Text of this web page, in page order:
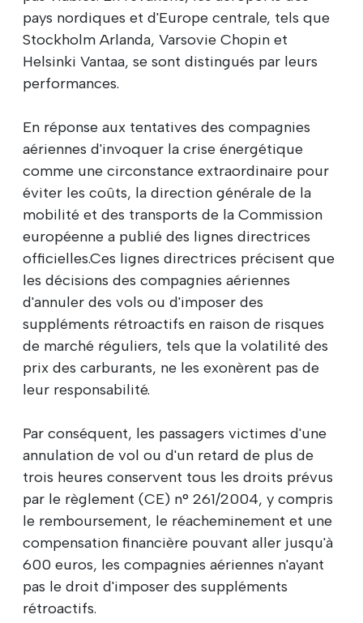
pays nordiques et d'Europe centrale, tels que
Stockholm Arlanda, Varsovie Chopin et
Helsinki Vantaa, se sont distingués par leurs
performances.
En réponse aux tentatives des compagnies
aériennes d'invoquer la crise énergétique
comme une circonstance extraordinaire pour
éviter les coûts, la direction générale de la
mobilité et des transports de la Commission
européenne a publié des lignes directrices
officielles.Ces lignes directrices précisent que
les décisions des compagnies aériennes
d'annuler des vols ou d'imposer des
suppléments rétroactifs en raison de risques
de marché réguliers, tels que la volatilité des
prix des carburants, ne les exonèrent pas de
leur responsabilité.
Par conséquent, les passagers victimes d'une
annulation de vol ou d'un retard de plus de
trois heures conservent tous les droits prévus
par le règlement (CE) n° 261/2004, y compris
le remboursement, le réacheminement et une
compensation financière pouvant aller jusqu'à
600 euros, les compagnies aériennes n'ayant
pas le droit d'imposer des suppléments
rétroactifs.